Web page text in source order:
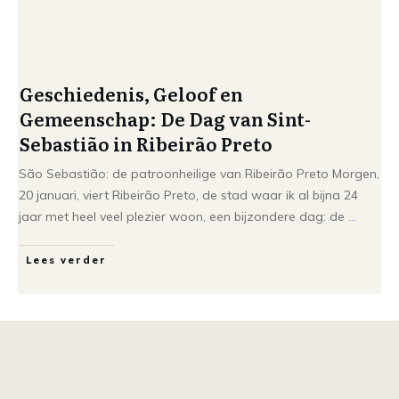
Geschiedenis, Geloof en
Gemeenschap: De Dag van Sint-
Sebastião in Ribeirão Preto
São Sebastião: de patroonheilige van Ribeirão Preto Morgen,
20 januari, viert Ribeirão Preto, de stad waar ik al bijna 24
jaar met heel veel plezier woon, een bijzondere dag: de ...
Lees verder